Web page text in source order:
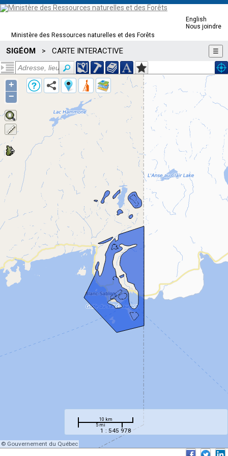
Ministère des Ressources naturelles et des Forêts
English
Nous joindre
SIGÉOM > CARTE INTERACTIVE ☰
10 km
5 mi
1 : 545 978
© Gouvernement du Québec
+
−